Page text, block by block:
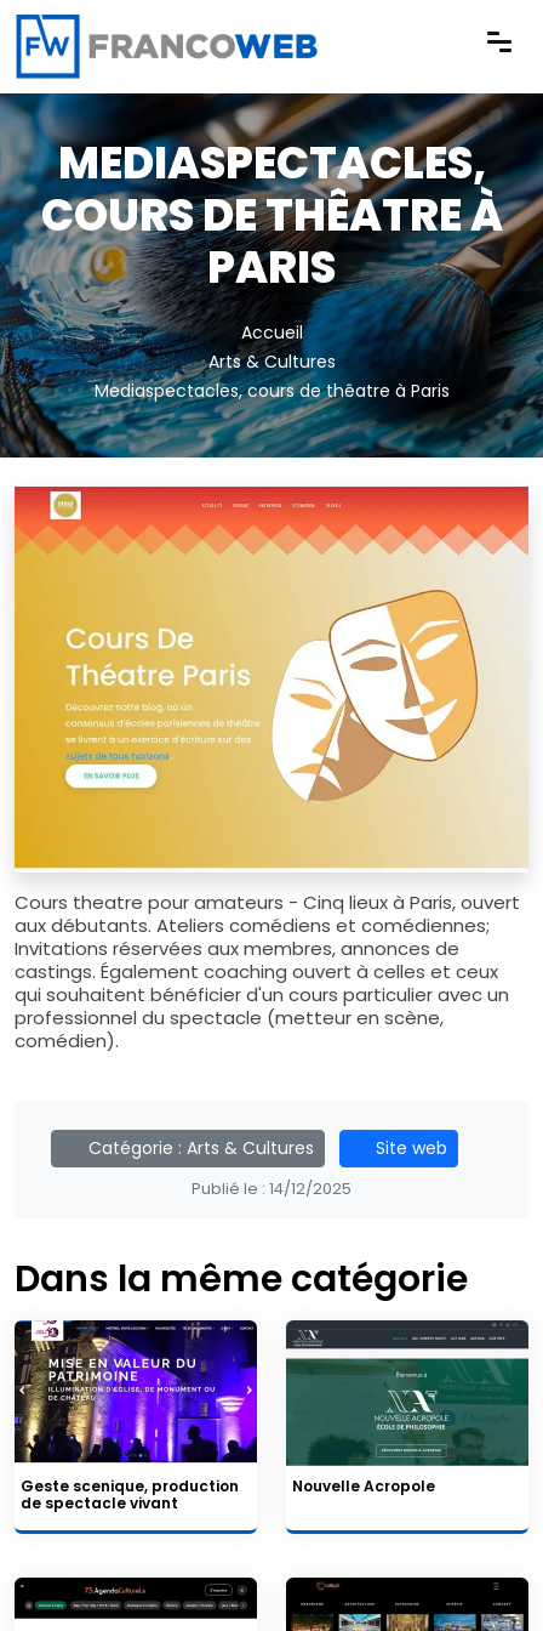
Panneau de gestion des cookies
MEDIASPECTACLES,
COURS DE THÊATRE À
PARIS
Accueil
Arts & Cultures
Mediaspectacles, cours de thêatre à Paris
Cours theatre pour amateurs - Cinq lieux à Paris, ouvert
aux débutants. Ateliers comédiens et comédiennes;
Invitations réservées aux membres, annonces de
castings. Également coaching ouvert à celles et ceux
qui souhaitent bénéficier d'un cours particulier avec un
professionnel du spectacle (metteur en scène,
comédien).
Catégorie : Arts & Cultures Site web
Publié le : 14/12/2025
Dans la même catégorie
Geste scenique, production
de spectacle vivant
Nouvelle Acropole